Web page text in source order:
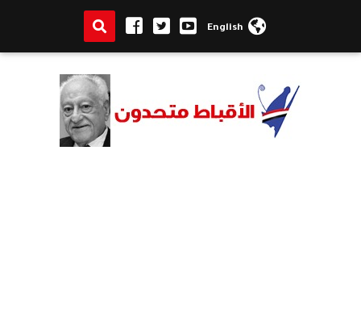
English